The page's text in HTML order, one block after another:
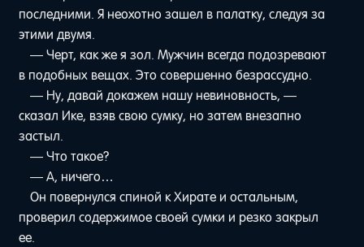
последними. Я неохотно зашел в палатку, следуя за
этими двумя.
— Черт, как же я зол. Мужчин всегда подозревают
в подобных вещах. Это совершенно безрассудно.
— Ну, давай докажем нашу невиновность, —
сказал Ике, взяв свою сумку, но затем внезапно
застыл.
— Что такое?
— А, ничего…
Он повернулся спиной к Хирате и остальным,
проверил содержимое своей сумки и резко закрыл
ее.